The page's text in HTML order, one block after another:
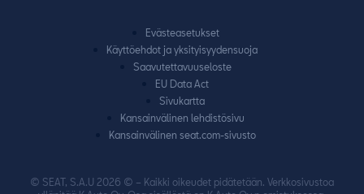
Yhteydenottolomake
Evästeasetukset
Käyttöehdot ja yksityisyydensuoja
Saavutettavuuseloste
EU Data Act
Sivukartta
Kansainvälinen lehdistösivu
Kansainvälinen seat.com-sivusto
© SEAT, S.A.U 2026 © – Kaikki oikeudet pidätetään. Verkkosivustoa